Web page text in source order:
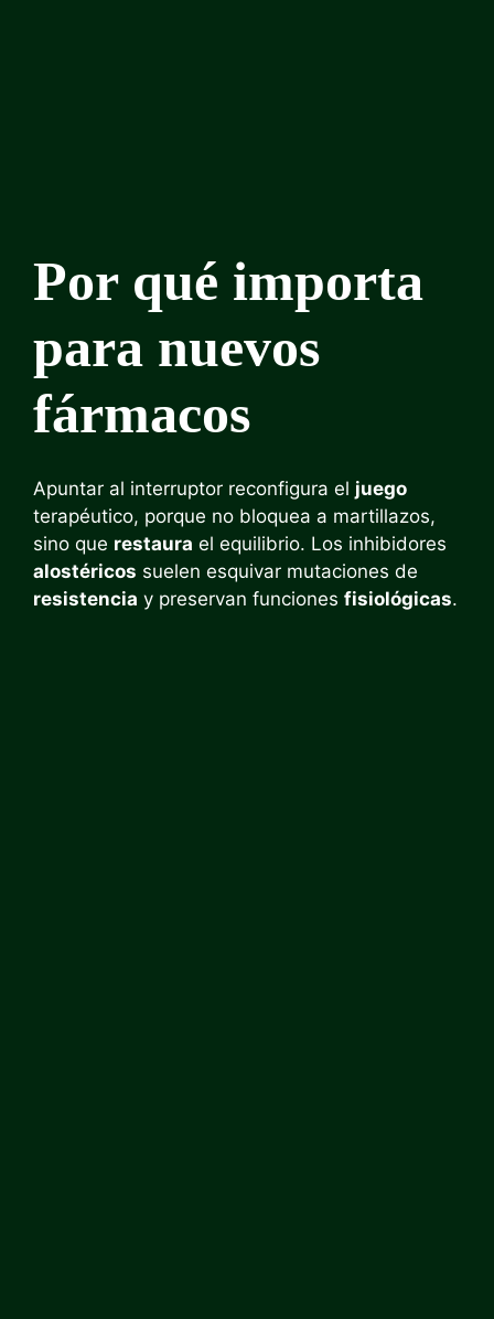
Por qué importa
para nuevos
fármacos
Apuntar al interruptor reconfigura el juego
terapéutico, porque no bloquea a martillazos,
sino que restaura el equilibrio. Los inhibidores
alostéricos suelen esquivar mutaciones de
resistencia y preservan funciones fisiológicas.